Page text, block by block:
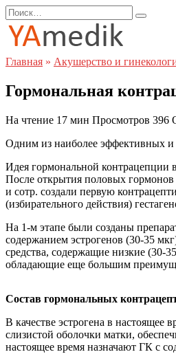
Перейти
к
содержанию
Search
for:
Главная » Акушерство и
Гормональная
На чтение 17 мин Просмотров 396
Одним из наиболее эффективных и
Идея гормональной контрацепции
После открытия половых
и сотр. создали первую
(избирательного действия)
На 1-м этапе были созданы
содержанием эстрогенов (30-35
средства, содержащие низкие (30-
обладающие еще большим
Состав гормональных
В качестве эстрогена в
слизистой оболочки матки,
настоящее время назначают ГК с